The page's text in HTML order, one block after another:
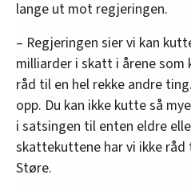
lange ut mot regjeringen.
– Regjeringen sier vi kan
milliarder i skatt i årene
råd til en hel rekke andre
opp. Du kan ikke kutte så
i satsingen til enten eldre
skattekuttene har vi ikke
Støre.